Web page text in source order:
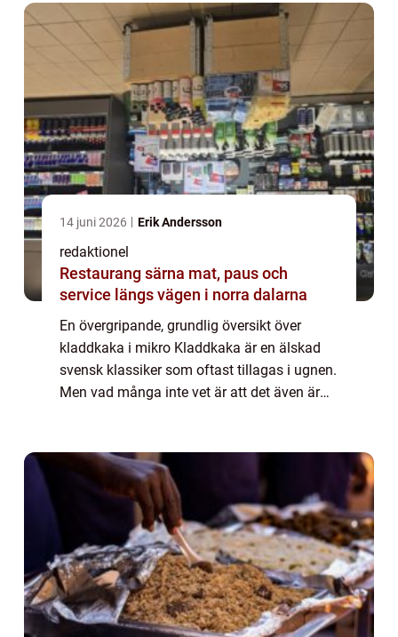
variant av...
14 juni 2026 Erik Andersson
redaktionel
Restaurang särna mat, paus och
service längs vägen i norra dalarna
En övergripande, grundlig översikt över
kladdkaka i mikro Kladdkaka är en älskad
svensk klassiker som oftast tillagas i ugnen.
Men vad många inte vet är att det även är
variant av...